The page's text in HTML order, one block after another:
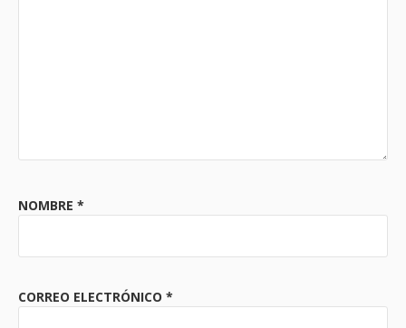
NOMBRE *
CORREO ELECTRÓNICO *